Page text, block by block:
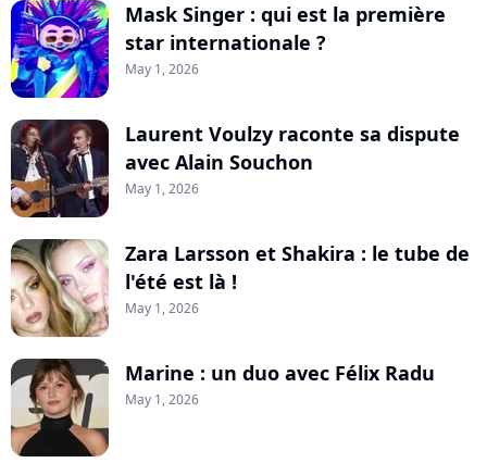
Mask Singer : qui est la première
star internationale ?
May 1, 2026
Laurent Voulzy raconte sa dispute
avec Alain Souchon
May 1, 2026
Zara Larsson et Shakira : le tube de
l'été est là !
May 1, 2026
Marine : un duo avec Félix Radu
May 1, 2026